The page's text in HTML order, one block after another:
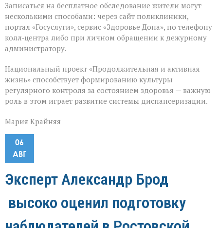
Записаться на бесплатное обследование жители могут
несколькими способами: через сайт поликлиники,
портал «Госуслуги», сервис «Здоровье Дона», по телефону
колл‑центра либо при личном обращении к дежурному
администратору.
Национальный проект «Продолжительная и активная
жизнь» способствует формированию культуры
регулярного контроля за состоянием здоровья — важную
роль в этом играет развитие системы диспансеризации.
Мария Крайняя
06
АВГ
Эксперт Александр Брод
высоко оценил подготовку